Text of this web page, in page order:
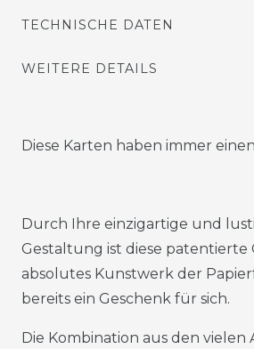
TECHNISCHE DATEN
WEITERE DETAILS
Diese Karten haben immer
Durch Ihre einzigartige und
Gestaltung ist diese patentierte
absolutes Kunstwerk der
bereits ein Geschenk für sich.
Die Kombination aus den vielen